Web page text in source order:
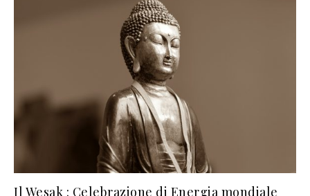
Il Wesak : Celebrazione di Energia mondiale